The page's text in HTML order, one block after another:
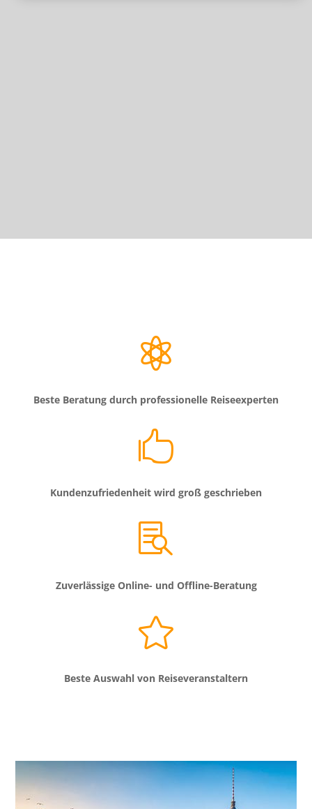

Beste Beratung durch professionelle Reiseexperten

Kundenzufriedenheit wird groß geschrieben

Zuverlässige Online- und Offline-Beratung

Beste Auswahl von Reiseveranstaltern